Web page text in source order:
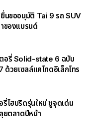
นขออนุมัติ Tai 9 รถ SUV
ของแบรนด์
อรี่ Solid-state 6 ฉบับ
ด้วยเซลล์แคโทดอิเล็กโทร
ไฮบริดรุ่นใหม่ ชูจุดเด่น
ยตลาดปีหน้า